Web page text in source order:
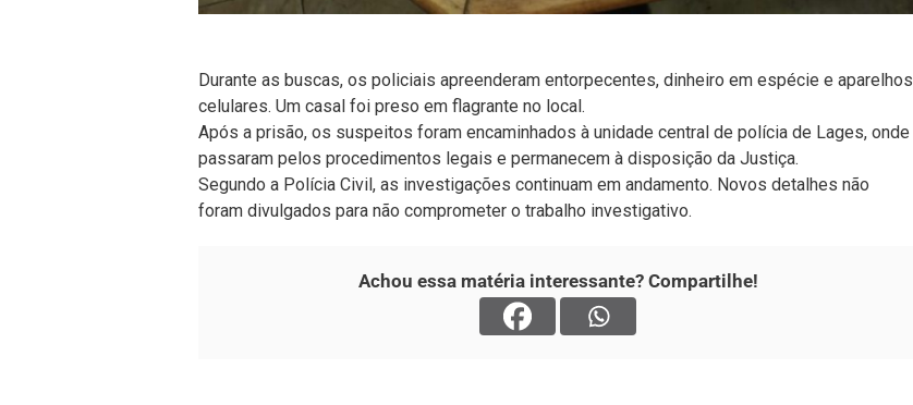
Durante as buscas, os policiais apreenderam entorpecentes, dinheiro em espécie e aparelhos
celulares. Um casal foi preso em flagrante no local.
Após a prisão, os suspeitos foram encaminhados à unidade central de polícia de Lages, onde
passaram pelos procedimentos legais e permanecem à disposição da Justiça.
Segundo a Polícia Civil, as investigações continuam em andamento. Novos detalhes não
foram divulgados para não comprometer o trabalho investigativo.
Achou essa matéria interessante? Compartilhe!